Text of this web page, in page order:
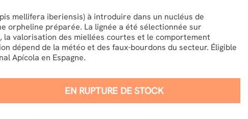
mellifera iberiensis) à introduire dans un nucléus de
orpheline préparée. La lignée a été sélectionnée sur
la valorisation des miellées courtes et le comportement
dépend de la météo et des faux-bourdons du secteur. Éligible
Apícola en Espagne.
EN RUPTURE DE STOCK